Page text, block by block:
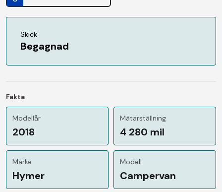
Skick
Begagnad
Fakta
Modellår
2018
Mätarställning
4 280 mil
Märke
Hymer
Modell
Campervan